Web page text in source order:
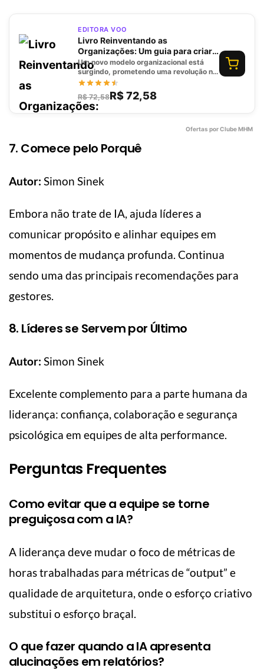
EDITORA VOO
Livro Reinventando as
Organizações: Um guia para criar
organizações inspiradas no
próximo estágio da consciência
humana
Um novo modelo organizacional está
surgindo, prometendo uma revolução no
local de trabalho. Frederic Laloux nos
mostra que o próximo estágio da
consciência huma
R$ 72,58R$ 72,58
Ofertas por Clube MHM
7. Comece pelo Porquê
Autor: Simon Sinek
Embora não trate de IA, ajuda líderes a
comunicar propósito e alinhar equipes em
momentos de mudança profunda. Continua
sendo uma das principais recomendações para
gestores.
8. Líderes se Servem por Último
Autor: Simon Sinek
Excelente complemento para a parte humana da
liderança: confiança, colaboração e segurança
psicológica em equipes de alta performance.
Perguntas Frequentes
Como evitar que a equipe se torne
preguiçosa com a IA?
A liderança deve mudar o foco de métricas de
horas trabalhadas para métricas de “output” e
qualidade de arquitetura, onde o esforço criativo
substitui o esforço braçal.
O que fazer quando a IA apresenta
alucinações em relatórios?